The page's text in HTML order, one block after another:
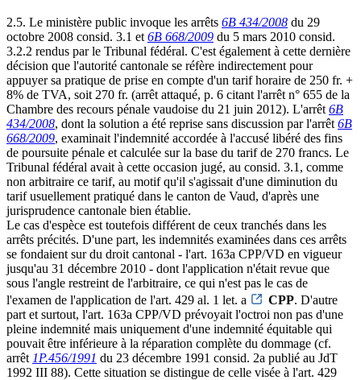
2.5. Le ministère public invoque les arrêts 6B 434/2008 du 29
octobre 2008 consid. 3.1 et 6B 668/2009 du 5 mars 2010 consid.
3.2.2 rendus par le Tribunal fédéral. C'est également à cette dernière
décision que l'autorité cantonale se réfère indirectement pour
appuyer sa pratique de prise en compte d'un tarif horaire de 250 fr. +
8% de TVA, soit 270 fr. (arrêt attaqué, p. 6 citant l'arrêt n° 655 de la
Chambre des recours pénale vaudoise du 21 juin 2012). L'arrêt 6B
434/2008, dont la solution a été reprise sans discussion par l'arrêt 6B
668/2009, examinait l'indemnité accordée à l'accusé libéré des fins
de poursuite pénale et calculée sur la base du tarif de 270 francs. Le
Tribunal fédéral avait à cette occasion jugé, au consid. 3.1, comme
non arbitraire ce tarif, au motif qu'il s'agissait d'une diminution du
tarif usuellement pratiqué dans le canton de Vaud, d'après une
jurisprudence cantonale bien établie.
Le cas d'espèce est toutefois différent de ceux tranchés dans les
arrêts précités. D'une part, les indemnités examinées dans ces arrêts
se fondaient sur du droit cantonal - l'art. 163a CPP/VD en vigueur
jusqu'au 31 décembre 2010 - dont l'application n'était revue que
sous l'angle restreint de l'arbitraire, ce qui n'est pas le cas de
l'examen de l'application de l'art. 429 al. 1 let. a
CPP. D'autre
part et surtout, l'art. 163a CPP/VD prévoyait l'octroi non pas d'une
pleine indemnité mais uniquement d'une indemnité équitable qui
pouvait être inférieure à la réparation complète du dommage (cf.
arrêt 1P.456/1991 du 23 décembre 1991 consid. 2a publié au JdT
1992 III 88). Cette situation se distingue de celle visée à l'art. 429